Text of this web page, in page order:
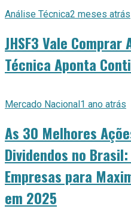
Análise Técnica2 meses atrás
JHSF3 Vale Comprar
Técnica Aponta
Mercado Nacional1 ano atrás
As 30 Melhores
Dividendos no
Empresas para
em 2025